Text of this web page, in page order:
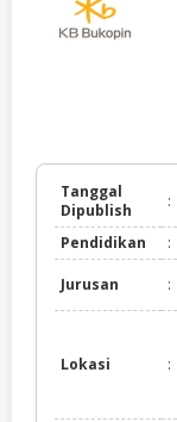
Tanggal
Dipublish
:
Pendidikan :
Jurusan :
Lokasi :